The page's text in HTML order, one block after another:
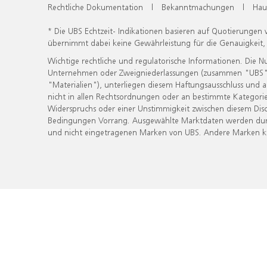
Rechtliche Dokumentation | Bekanntmachungen |
* Die UBS Echtzeit- Indikationen basieren auf
übernimmt dabei keine Gewährleistung für die
Wichtige rechtliche und regulatorische Informationen. Die
Unternehmen oder Zweigniederlassungen (zusammen
"Materialien"), unterliegen diesem Haftungsausschluss
nicht in allen Rechtsordnungen oder an bestimmte
Widerspruchs oder einer Unstimmigkeit zwischen diesem
Bedingungen Vorrang. Ausgewählte Marktdaten werden
und nicht eingetragenen Marken von UBS. Andere Marken